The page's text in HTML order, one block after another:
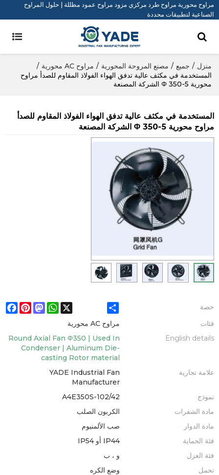
مراوح محورية مراوح طرد مركزي مزود مراوح عمود مظللة | حلول المراوح
الصناعية لتطبيقات محددة
منزل / جميع / مصنع المروحة المحورية / مراوح AC محورية
/
المستخدمة في مكثف عالية تدفق الهواء الفولاذ المقاوم للصدأ مراوح
محورية Φ 350-5 الشركة المصنعة
المستخدمة في مكثف عالية تدفق الهواء الفولاذ المقاوم للصدأ
مراوح محورية Φ 350-5 الشركة المصنعة
حصة Share
Mastodon
WhatsApp
X
فئات
مراوح AC محورية
English details
Round Axial Fan Φ350 | Used In
Condenser | Aluminum Die-
casting Rotor material
علامة تجارية
YADE Industrial Fan
Manufacturer
نموذج
A4E350S-102/42
مادة الشفرات
الكربون الصلب
مادة الدوار
صب الألمنيوم
فئة الحماية
IP44 أو IP54
فئة العزل
و ، ب
تحمل
وضع الكره